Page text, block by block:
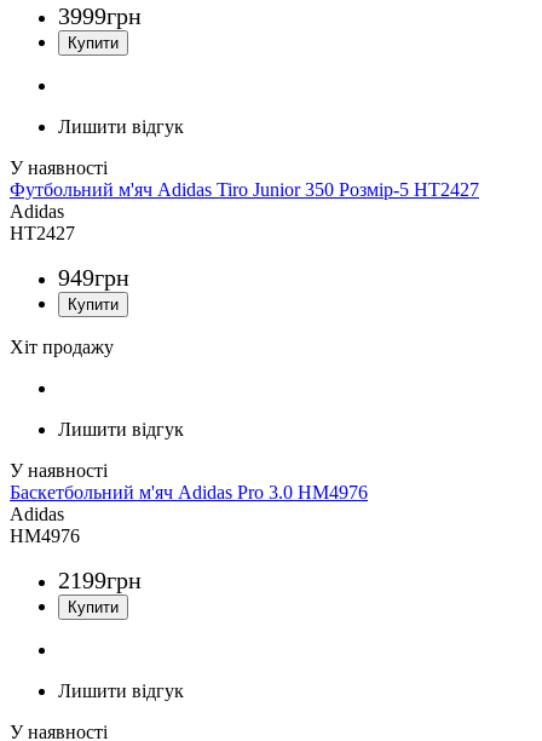
3999грн
Лишити відгук
Футбольний м'яч Adidas Tiro Junior 350 Розмір-5 HT2427
Adidas
HT2427
949грн
Хіт продажу
Лишити відгук
Баскетбольний м'яч Adidas Pro 3.0 HM4976
Adidas
HM4976
2199грн
Лишити відгук